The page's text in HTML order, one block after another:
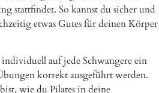
stattfindet. So kannst du sicher und
etwas Gutes für deinen Körper
auf jede Schwangere ein
korrekt ausgeführt werden.
wie du Pilates in deine